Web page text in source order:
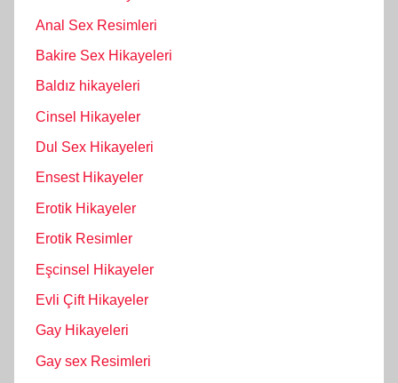
Anal Sex Resimleri
Bakire Sex Hikayeleri
Baldız hikayeleri
Cinsel Hikayeler
Dul Sex Hikayeleri
Ensest Hikayeler
Erotik Hikayeler
Erotik Resimler
Eşcinsel Hikayeler
Evli Çift Hikayeler
Gay Hikayeleri
Gay sex Resimleri